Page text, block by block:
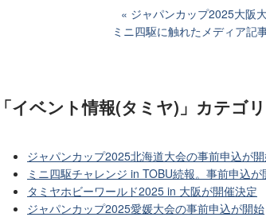
ジャパンカップ2025大阪
ミニ四駆に触れたメディア記
「イベント情報(タミヤ)」カテゴリ
ジャパンカップ2025北海道大会の事前申込が
ミニ四駆チャレンジ in TOBU続報。事前申込が
タミヤホビーワールド2025 in 大阪が開催決定
ジャパンカップ2025愛媛大会の事前申込が開始